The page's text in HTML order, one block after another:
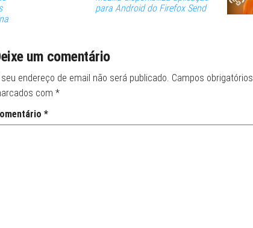
para Android do Firefox Send
um comentário
seu endereço de email não será publicado. Campos obrigatórios
com *
*